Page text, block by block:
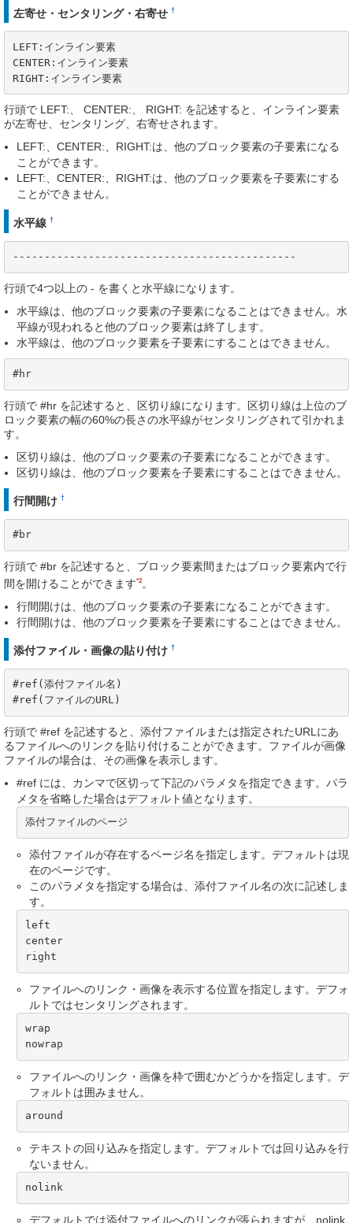
左寄せ・センタリング・右寄せ †
LEFT:インライン要素
CENTER:インライン要素
RIGHT:インライン要素
行頭で LEFT:、 CENTER:、 RIGHT: を記述すると、インライン要素
が左寄せ、センタリング、右寄せされます。
LEFT:、CENTER:、RIGHT:は、他のブロック要素の子要素になる
ことができます。
LEFT:、CENTER:、RIGHT:は、他のブロック要素を子要素にする
ことができません。
水平線 †
---------------------------------------------
行頭で4つ以上の - を書くと水平線になります。
水平線は、他のブロック要素の子要素になることはできません。水
平線が現われると他のブロック要素は終了します。
水平線は、他のブロック要素を子要素にすることはできません。
#hr
行頭で #hr を記述すると、区切り線になります。区切り線は上位のブ
ロック要素の幅の60%の長さの水平線がセンタリングされて引かれま
す。
区切り線は、他のブロック要素の子要素になることができます。
区切り線は、他のブロック要素を子要素にすることはできません。
行間開け †
#br
行頭で #br を記述すると、ブロック要素間またはブロック要素内で行
間を開けることができます*2。
行間開けは、他のブロック要素の子要素になることができます。
行間開けは、他のブロック要素を子要素にすることはできません。
添付ファイル・画像の貼り付け †
#ref(添付ファイル名)
#ref(ファイルのURL)
行頭で #ref を記述すると、添付ファイルまたは指定されたURLにあ
るファイルへのリンクを貼り付けることができます。ファイルが画像
ファイルの場合は、その画像を表示します。
#ref には、カンマで区切って下記のパラメタを指定できます。パラ
メタを省略した場合はデフォルト値となります。
添付ファイルのページ
添付ファイルが存在するページ名を指定します。デフォルトは現
在のページです。
このパラメタを指定する場合は、添付ファイル名の次に記述しま
す。
left
center
right
ファイルへのリンク・画像を表示する位置を指定します。デフォ
ルトではセンタリングされます。
wrap
nowrap
ファイルへのリンク・画像を枠で囲むかどうかを指定します。デ
フォルトは囲みません。
around
テキストの回り込みを指定します。デフォルトでは回り込みを行
ないません。
nolink
デフォルトでは添付ファイルへのリンクが張られますが、nolink